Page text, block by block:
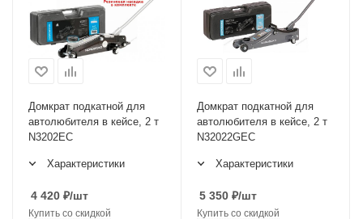
Домкрат подкатной для
автолюбителя в кейсе, 2 т
N3202EC
Характеристики
4 420 ₽/шт
Купить со скидкой
Домкрат подкатной для
автолюбителя в кейсе, 2 т
N32022GEC
Характеристики
5 350 ₽/шт
Купить со скидкой